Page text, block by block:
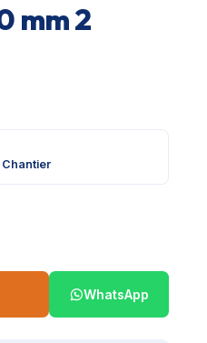
mm 2
Chantier
WhatsApp